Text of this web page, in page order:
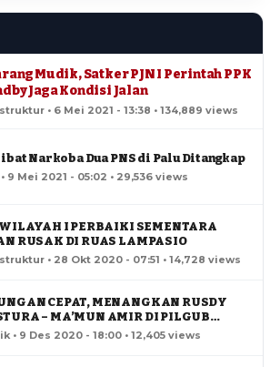
Mudik, Satker PJN I Perintah PPK
Jaga Kondisi Jalan
• 6 Mei 2021 - 13:38 • 134,889 views
Narkoba Dua PNS di Palu Ditangkap
9 Mei 2021 - 05:02 • 29,536 views
WILAYAH I PERBAIKI SEMENTARA
RUSAK DI RUAS LAMPASIO
• 28 Okt 2020 - 07:51 • 14,728 views
CEPAT, MENANGKAN RUSDY
– MA’MUN AMIR DI PILGUB
• 9 Des 2020 - 18:00 • 12,405 views